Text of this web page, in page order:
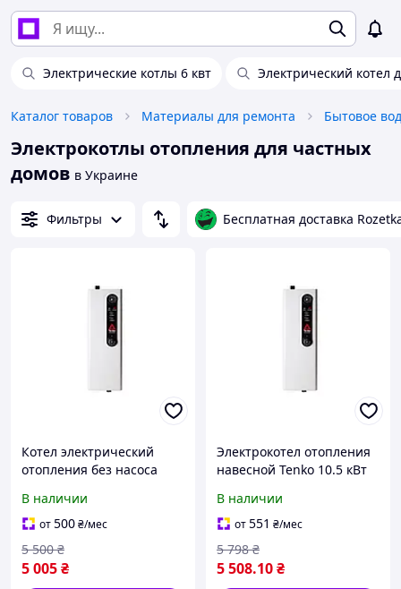
Электрические котлы 6 квт Электрический котел
Каталог товаров Материалы для ремонта Бытовое
Электрокотлы отопления для частных
домов в Украине
Фильтры Бесплатная доставка
Котел электрический
отопления без насоса
электрокотел настенный
для квартиры и дома
В наличии
от500₴/мес
5 005₴
5 500 ₴
Электрокотел отопления
навесной Tenko 10.5 кВт
электрический котел для
квартиры, дома
В наличии
от551 ₴/мес
5 508.10₴
5 798 ₴